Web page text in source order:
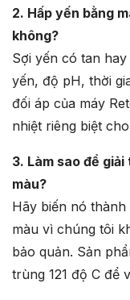
2. Hấp yến bằng
không?
Sợi yến có tan
yến, độ pH, thời
đối áp của máy
nhiệt riêng biệt
3. Làm sao để
màu?
Hãy biến nó thành
màu vì chúng tôi
bảo quản. Sản
trùng 121 độ C để